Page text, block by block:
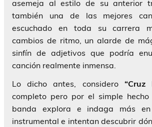
asemeja al estilo de su anterior
también una de las mejores
escuchado en toda su carrera
cambios de ritmo, un alarde de
sinfín de adjetivos que podría
canción realmente inmensa.
Lo dicho antes, considero “Cruz
completo pero por el simple
banda explora e indaga más
instrumental e intentan descubrir